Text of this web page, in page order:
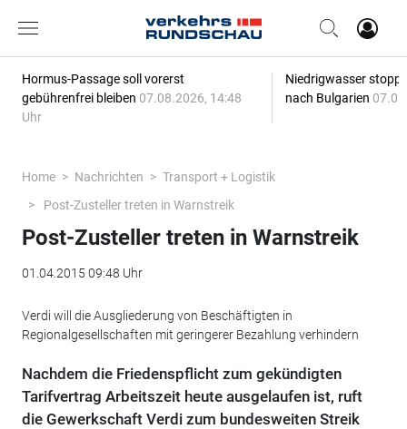
Hormus-Passage soll vorerst
gebührenfrei bleiben 07.08.2026, 14:48
Uhr
Niedrigwasser
nach Bulgarien
Home Nachrichten
Transport + Logistik
Post-Zusteller treten in Warnstreik
Post-Zusteller treten in Warnstreik
01.04.2015 09:48 Uhr
Verdi will die Ausgliederung von Beschäftigten in
Regionalgesellschaften mit geringerer Bezahlung verhindern
Nachdem die Friedenspflicht zum gekündigten
Tarifvertrag Arbeitszeit heute ausgelaufen ist, ruft
die Gewerkschaft Verdi zum bundesweiten Streik